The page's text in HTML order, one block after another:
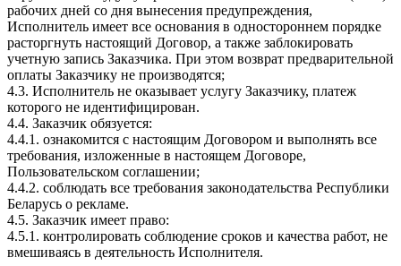
рабочих дней со дня вынесения предупреждения,
Исполнитель имеет все основания в одностороннем порядке
расторгнуть настоящий Договор, а также заблокировать
учетную запись Заказчика. При этом возврат предварительной
оплаты Заказчику не производятся;
4.3. Исполнитель не оказывает услугу Заказчику, платеж
которого не идентифицирован.
4.4. Заказчик обязуется:
4.4.1. ознакомится с настоящим Договором и выполнять все
требования, изложенные в настоящем Договоре,
Пользовательском соглашении;
4.4.2. соблюдать все требования законодательства Республики
Беларусь о рекламе.
4.5. Заказчик имеет право:
4.5.1. контролировать соблюдение сроков и качества работ, не
вмешиваясь в деятельность Исполнителя.